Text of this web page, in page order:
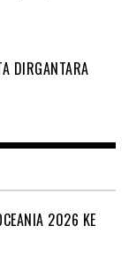
DIRGANTARA
2026 KE